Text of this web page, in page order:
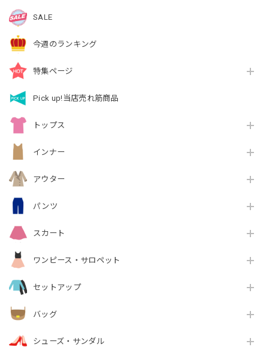
SALE
今週のランキング
特集ページ
Pick up!当店売れ筋商品
トップス
インナー
アウター
パンツ
スカート
ワンピース・サロペット
セットアップ
バッグ
シューズ・サンダル